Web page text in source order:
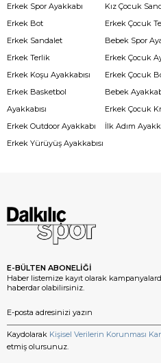
Erkek Spor Ayakkabı
Erkek Bot
Erkek Sandalet
Erkek Terlik
Erkek Koşu Ayakkabısı
Erkek Basketbol
Ayakkabısı
Erkek Outdoor Ayakkabı
Erkek Yürüyüş Ayakkabısı
Kız Çocuk
Erkek Çocuk
Bebek Spor
Erkek Çocuk
Erkek Çocuk
Bebek
Erkek Çocuk
İlk Adım
E-BÜLTEN ABONELİĞİ
Haber listemize kayıt olarak
haberdar olabilirsiniz.
Kaydolarak Kişisel Verilerin Korunması
etmiş olursunuz.